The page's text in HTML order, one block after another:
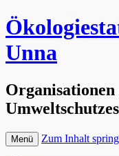
Unna
Menü Zum Inhalt